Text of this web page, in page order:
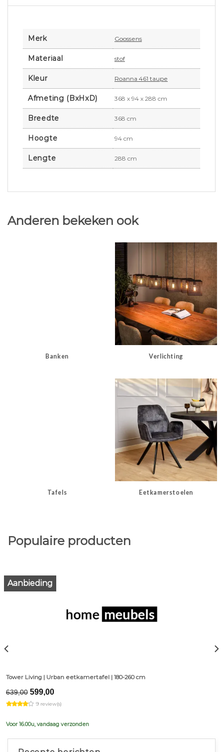
Merk Goossens
Materiaal stof
Kleur Roanna 461 taupe
Afmeting (BxHxD) 368 x 94 x 288 cm
Breedte 368 cm
Hoogte 94 cm
Lengte 288 cm
Anderen bekeken ook
Banken Verlichting
Tafels Eetkamerstoelen
Populaire producten
Aanbieding
Tower Living | Urban eetkamertafel | 180-260 cm
639,00 Original
price
was:
599,00Current
is:
9 review(s)
Voor 16.00u, vandaag verzonden